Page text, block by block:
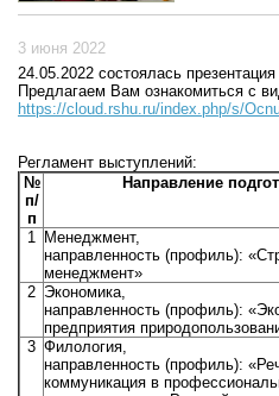
3 июня 2022
24.05.2022 состоялась
Предлагаем Вам ознакомиться с
https://cloud.rshu.ru/index.php/s/
Регламент выступлений:
№
п/
п
Направление
1
Менеджмент,
направленность (профиль):
менеджмент»
2 Экономика,
направленность (профиль):
предприятия
3 Филология,
направленность (профиль):
коммуникация в